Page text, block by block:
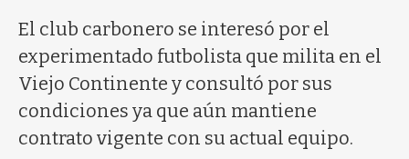
El club carbonero se interesó por el
experimentado futbolista que milita en el
Viejo Continente y consultó por sus
condiciones ya que aún mantiene
contrato vigente con su actual equipo.